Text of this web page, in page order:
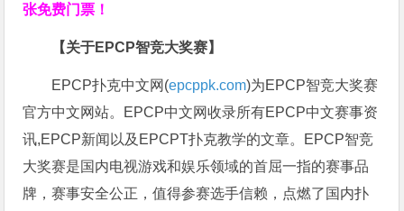
张免费门票！
【关于EPCP智竞大奖赛】
EPCP扑克中文网(epcppk.com)为EPCP智竞大奖赛
官方中文网站。EPCP中文网收录所有EPCP中文赛事资
讯,EPCP新闻以及EPCPT扑克教学的文章。EPCP智竞
大奖赛是国内电视游戏和娱乐领域的首屈一指的赛事品
牌，赛事安全公正，值得参赛选手信赖，点燃了国内扑